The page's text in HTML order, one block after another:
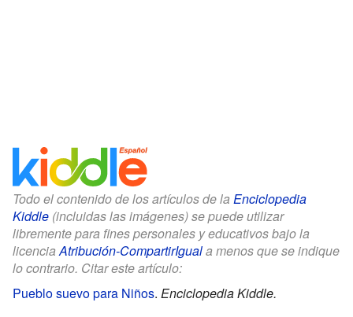
Todo el contenido de los artículos de la Enciclopedia
Kiddle (incluidas las imágenes) se puede utilizar
libremente para fines personales y educativos bajo la
licenciaAtribución-CompartirIguala menos que se indique
lo contrario. Citar este artículo:
Pueblo suevo para Niños. Enciclopedia Kiddle.